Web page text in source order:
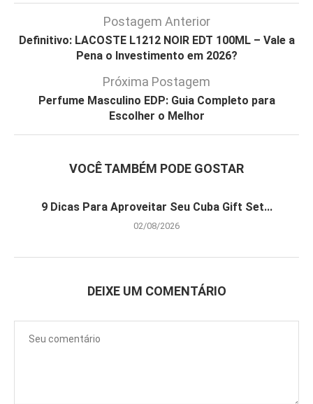
Postagem Anterior
Definitivo: LACOSTE L1212 NOIR EDT 100ML – Vale a
Pena o Investimento em 2026?
Próxima Postagem
Perfume Masculino EDP: Guia Completo para
Escolher o Melhor
VOCÊ TAMBÉM PODE GOSTAR
9 Dicas Para Aproveitar Seu Cuba Gift Set...
02/08/2026
DEIXE UM COMENTÁRIO